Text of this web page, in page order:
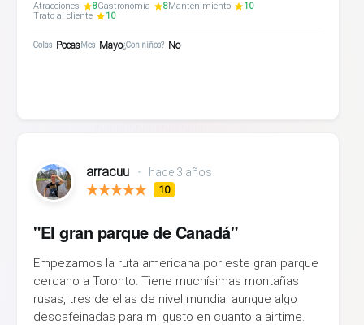
Atracciones 8Gastronomía 8Mantenimiento
10
Trato al cliente
10
Colas PocasMes Mayo¿Con niños? No
arracuu • hace 3 años
10
"El gran parque de Canadá"
Empezamos la ruta americana por este gran parque
cercano a Toronto. Tiene muchísimas montañas
rusas, tres de ellas de nivel mundial aunque algo
descafeinadas para mi gusto en cuanto a airtime.